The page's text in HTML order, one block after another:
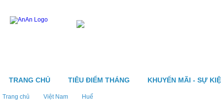
TRANG CHỦ TIÊU ĐIỂM THÁNG KHUYẾN MÃI - SỰ
Trang chủ Việt Nam Huế